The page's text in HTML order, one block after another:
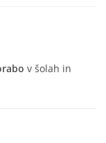
v šolah in